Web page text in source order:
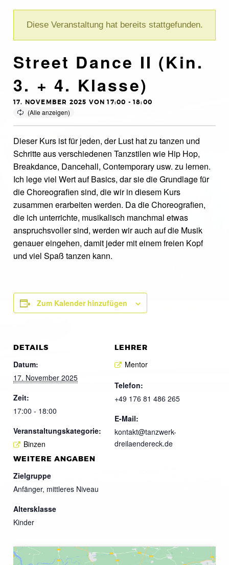
Diese Veranstaltung hat bereits stattgefunden.
Street Dance II (Kin.
3. + 4. Klasse)
17. NOVEMBER 2025 VON 17:00 -18:00
Dieser Kurs ist für jeden, der Lust hat zu tanzen und
Schritte aus verschiedenen Tanzstilen wie Hip Hop,
Breakdance, Dancehall, Contemporary usw. zu lernen.
Ich lege viel Wert auf Basics, dar sie die Grundlage für
die Choreografien sind, die wir in diesem Kurs
zusammen erarbeiten werden. Da die Choreografien,
die ich unterrichte, musikalisch manchmal etwas
anspruchsvoller sind, werden wir auch auf die Musik
genauer eingehen, damit jeder mit einem freien Kopf
und viel Spaß tanzen kann.
Zum Kalender hinzufügen
DETAILS
Datum:
17. November 2025
Zeit:
17:00 - 18:00
Veranstaltungskategorie:
Binzen
LEHRER
Mentor
Telefon:
+49 176 81 486 265
E-Mail:
kontakt@tanzwerk-
dreilaendereck.de
WEITERE ANGABEN
Zielgruppe
Anfänger, mittleres Niveau
Altersklasse
Kinder